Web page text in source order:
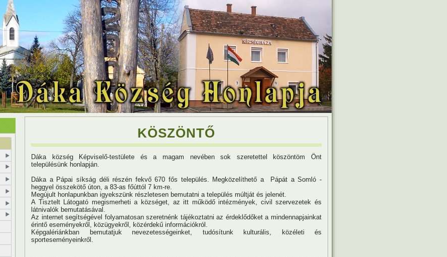
KÖSZÖNTŐ
Dáka község Képviselő-testülete és a magam nevében sok szeretettel köszöntöm Önt
településünk honlapján.
Dáka a Pápai síkság déli részén fekvő 670 fős település. Megközelíthető a Pápát a Somló -
heggyel összekötő úton, a 83-as főúttól 7 km-re.
Megújult honlapunkban igyekszünk részletesen bemutatni a település múltját és jelenét.
A Tisztelt Látogató megismerheti a községet, az itt működő intézmények, civil szervezetek és
látnivalók bemutatásával.
Az internet segítségével folyamatosan szeretnénk tájékoztatni az érdeklődőket a mindennapjainkat
érintő eseményekről, közügyekről, közérdekű információkról.
Képgalériánkban bemutatjuk nevezetességeinket, tudósítunk kulturális, közéleti és
sporteseményeinkről.